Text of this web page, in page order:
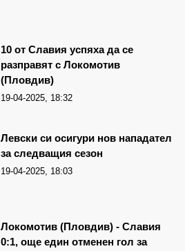
10 от Славия успяха да се
разправят с Локомотив
(Пловдив)
19-04-2025, 18:32
Левски си осигури нов нападател
за следващия сезон
19-04-2025, 18:03
Локомотив (Пловдив) - Славия
0:1, още един отменен гол за